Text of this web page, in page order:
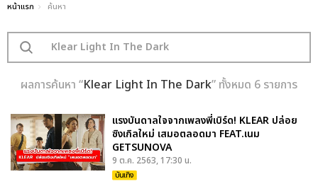
หน้าแรก ค้นหา
ผลการค้นหา “Klear Light In The Dark” ทั้งหมด 6 รายการ
แรงบันดาลใจจากเพลงพี่เบิร์ด! KLEAR ปล่อย
ซิงเกิลใหม่ เสมอตลอดมา FEAT.เนม
GETSUNOVA
9 ต.ค. 2563, 17:30 น.
บันเทิง